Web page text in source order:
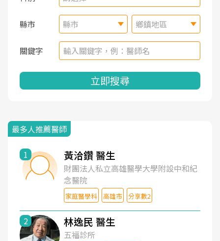
縣市 縣市 鄉鎮地區
關鍵字
立即搜尋
最多人推薦醫師
1 黃洽鑽 醫生
財團法人私立高雄醫學大學附設中和紀
念醫院
家庭醫學科 高雄市 分享數2
2 林逸民 醫生
五福診所